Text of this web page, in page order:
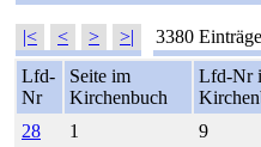
|< < > >| 3380
Lfd-
Nr
Seite im
Kirchenbuch
Lfd-Nr
28
1 9